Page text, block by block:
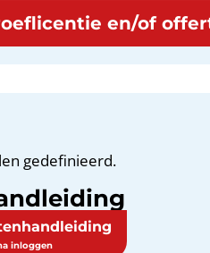
en/of
gedefinieerd.